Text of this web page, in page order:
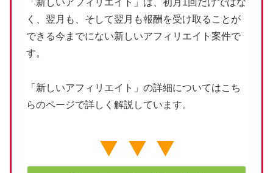
く、翌月も、そして翌月も報酬を受け取ることが
できる今までにない新しいアフィリエイト案件で
す。
「新しいアフィリエイト」の詳細についてはこち
らのページで詳しく解説しています。